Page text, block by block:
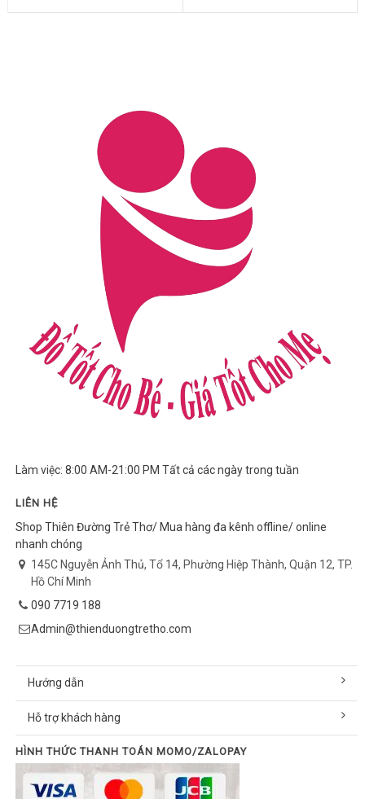
Làm việc: 8:00 AM-21:00 PM Tất cả các ngày trong tuần
LIÊN HỆ
Shop Thiên Đường Trẻ Thơ/ Mua hàng đa kênh offline/ online
nhanh chóng
145C Nguyễn Ảnh Thủ, Tổ 14, Phường Hiệp Thành, Quận 12, TP.
Hồ Chí Minh
090 7719 188
Admin@thienduongtretho.com
Hướng dẫn
Hỗ trợ khách hàng
HÌNH THỨC THANH TOÁN MOMO/ZALOPAY